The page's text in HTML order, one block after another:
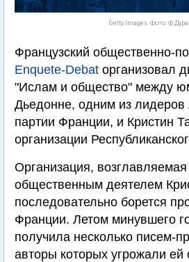
Getty Images. Фото:
Французский общественно-
Enquete-Debat организовал
"Ислам и общество" между
Дьедонне, одним из лидеров
партии Франции, и Кристин
организации
Организация,
общественным деятелем
последовательно борется
Франции. Летом минувшего
получила несколько писем-
авторы которых угрожали ей